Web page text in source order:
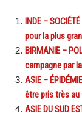
INDE –
pour la plus
BIRMANIE –
campagne par
ASIE –
être pris très au
ASIE DU SUD